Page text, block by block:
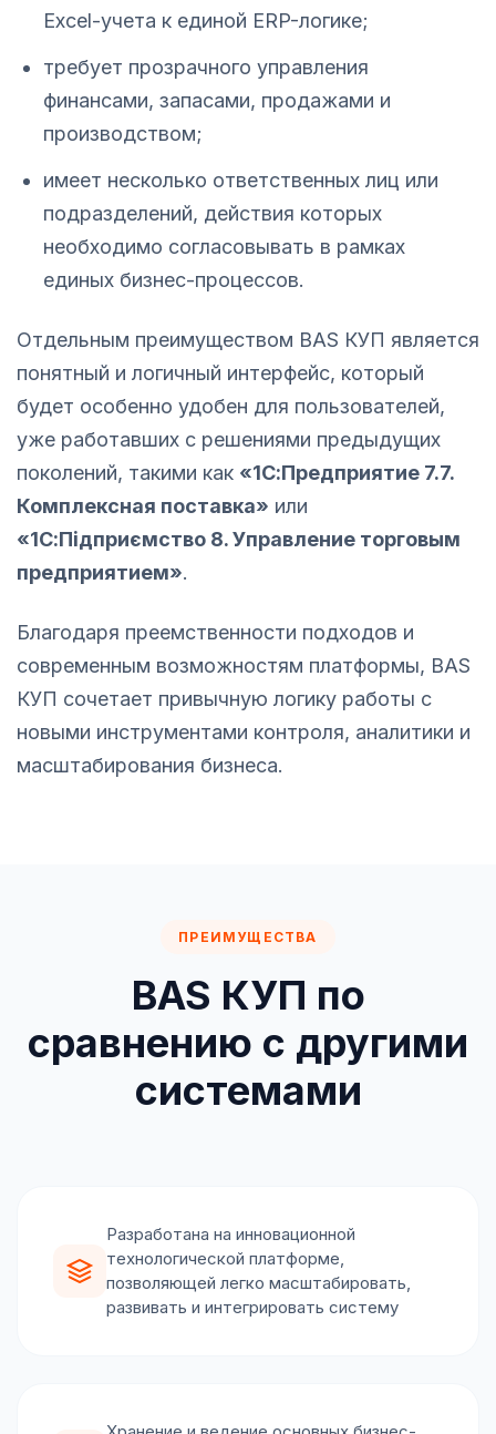
Excel-учета к единой ERP-логике;
требует прозрачного управления
финансами, запасами, продажами и
производством;
имеет несколько ответственных лиц или
подразделений, действия которых
необходимо согласовывать в рамках
единых бизнес-процессов.
Отдельным преимуществом BAS КУП является
понятный и логичный интерфейс, который
будет особенно удобен для пользователей,
уже работавших с решениями предыдущих
поколений, такими как «1С:Предприятие 7.7.
Комплексная поставка» или
«1С:Підприємство 8. Управление торговым
предприятием».
Благодаря преемственности подходов и
современным возможностям платформы, BAS
КУП сочетает привычную логику работы с
новыми инструментами контроля, аналитики и
масштабирования бизнеса.
ПРЕИМУЩЕСТВА
BAS КУП по
сравнению с другими
системами
Разработана на инновационной
технологической платформе,
позволяющей легко масштабировать,
развивать и интегрировать систему